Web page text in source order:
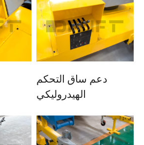
دعم ساق التحكم
الهيدروليكي